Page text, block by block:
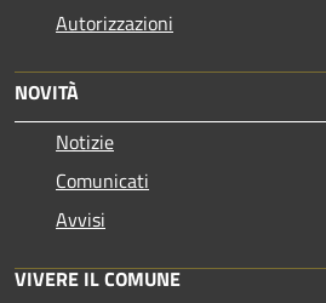
Autorizzazioni
NOVITÀ
Notizie
Comunicati
Avvisi
VIVERE IL COMUNE